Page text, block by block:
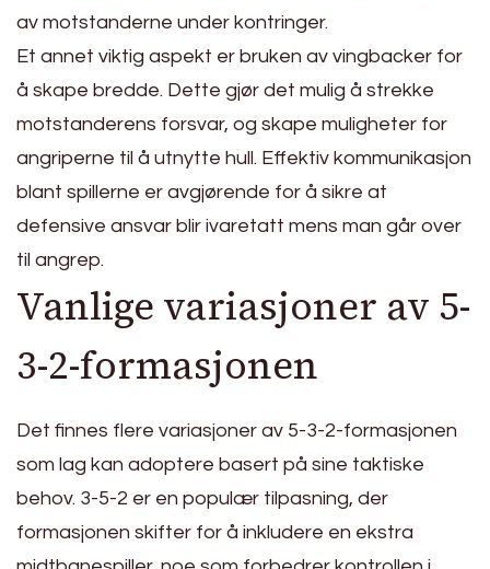
av motstanderne under kontringer.
Et annet viktig aspekt er bruken av vingbacker for
å skape bredde. Dette gjør det mulig å strekke
motstanderens forsvar, og skape muligheter for
angriperne til å utnytte hull. Effektiv kommunikasjon
blant spillerne er avgjørende for å sikre at
defensive ansvar blir ivaretatt mens man går over
til angrep.
Vanlige variasjoner av 5-
3-2-formasjonen
Det finnes flere variasjoner av 5-3-2-formasjonen
som lag kan adoptere basert på sine taktiske
behov. 3-5-2 er en populær tilpasning, der
formasjonen skifter for å inkludere en ekstra